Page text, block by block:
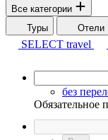
Все категории
Туры
Отели
SELECT travel
без
Обязательное